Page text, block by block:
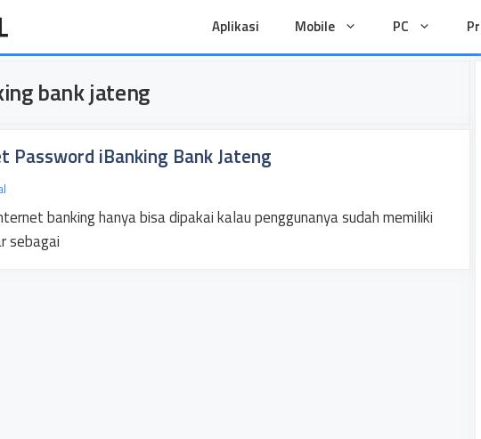
Aplikasi Mobile PC
bank jateng
Password iBanking Bank Jateng
banking hanya bisa dipakai kalau penggunanya sudah memiliki
sebagai